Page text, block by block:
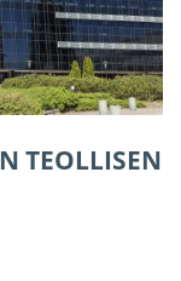
TEOLLISEN